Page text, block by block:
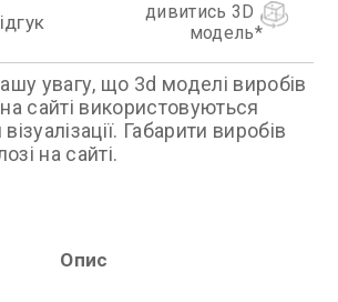
дивитись 3D
модель
увагу, що 3d моделі виробів
сайті використовуються
Габарити виробів
на сайті.
Опис